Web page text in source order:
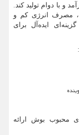
و با دوام تولید کند.
مصرف انرژی کم و
ایده‌آل برای
محبوب بوش ارائه